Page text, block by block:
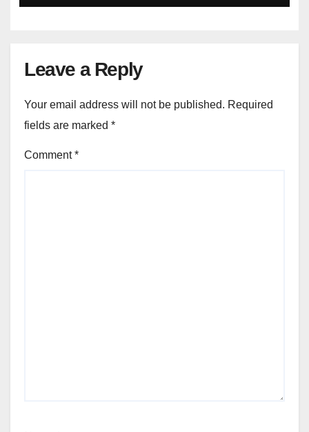
Leave a Reply
Your email address will not be published. Required
fields are marked *
Comment*